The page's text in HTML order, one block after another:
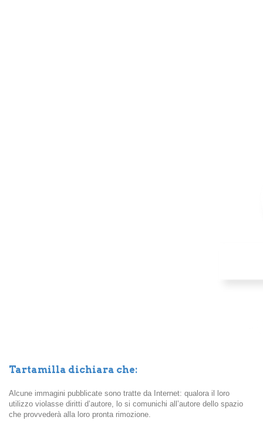
Tartamilla dichiara che:
Alcune immagini pubblicate sono tratte da Internet: qualora il loro
utilizzo violasse diritti d’autore, lo si comunichi all’autore dello spazio
che provvederà alla loro pronta rimozione.